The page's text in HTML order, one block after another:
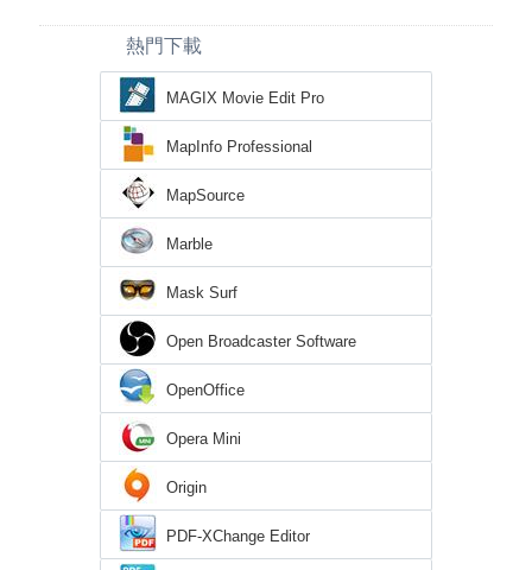
熱門下載
MAGIX Movie Edit Pro
MapInfo Professional
MapSource
Marble
Mask Surf
Open Broadcaster Software
OpenOffice
Opera Mini
Origin
PDF-XChange Editor